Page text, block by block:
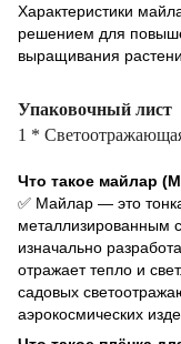
Характеристики
решением для
выращивания
Упаковочный лист
1 *
Что такое майлар
✅ Майлар — это
металлизированным
изначально
отражает тепло и
садовых
аэрокосмических